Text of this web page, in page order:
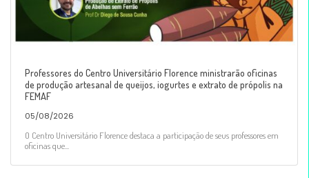
Professores do Centro Universitário Florence ministrarão oficinas
de produção artesanal de queijos, iogurtes e extrato de própolis na
FEMAF
05/08/2026
O Centro Universitário Florence destaca a participação de seus professores em
oficinas que...